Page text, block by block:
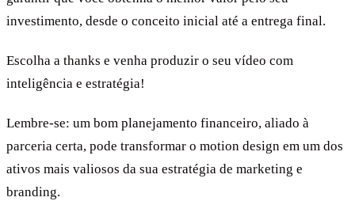
investimento, desde o conceito inicial até a entrega final.
Escolha a thanks e venha produzir o seu vídeo com
inteligência e estratégia!
Lembre-se: um bom planejamento financeiro, aliado à
parceria certa, pode transformar o motion design em um dos
ativos mais valiosos da sua estratégia de marketing e
branding.